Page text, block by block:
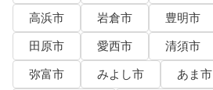
高浜市
岩倉市 豊明市
田原市
愛西市 清須市
弥富市
みよし市 あま市